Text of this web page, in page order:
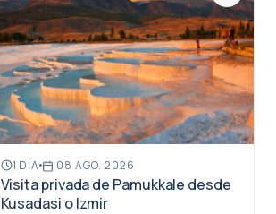
1 DÍA 08 AGO. 2026
Visita privada de Pamukkale desde
Kusadasi o Izmir